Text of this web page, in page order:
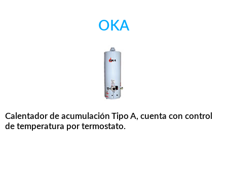
OKA
Calentador de acumulación Tipo A, cuenta con control
de temperatura por termostato.